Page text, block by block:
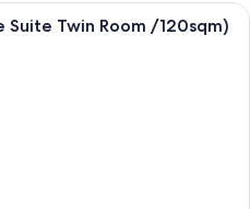
Een hotelkamer met twee bedden,
Twin Room /120sqm)